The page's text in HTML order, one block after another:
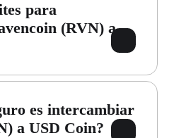
para
(RVN) a
es intercambiar
a USD Coin?